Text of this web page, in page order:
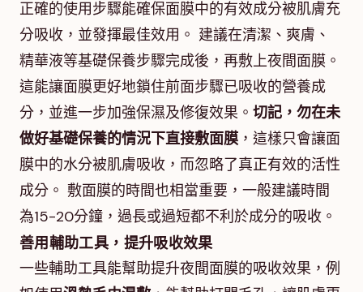
正確的使用步驟能確保面膜中的有效成分被肌膚充
分吸收，並發揮最佳效用。 建議在清潔、爽膚、
精華液等基礎保養步驟完成後，再敷上夜間面膜。
這能讓面膜更好地鎖住前面步驟已吸收的營養成
分，並進一步加強保濕及修復效果。 切記，勿在未
做好基礎保養的情況下直接敷面膜 ，這樣只會讓面
膜中的水分被肌膚吸收，而忽略了真正有效的活性
成分。 敷面膜的時間也相當重要，一般建議時間
為15-20分鐘，過長或過短都不利於成分的吸收。
善用輔助工具，提升吸收效果
一些輔助工具能幫助提升夜間面膜的吸收效果，例